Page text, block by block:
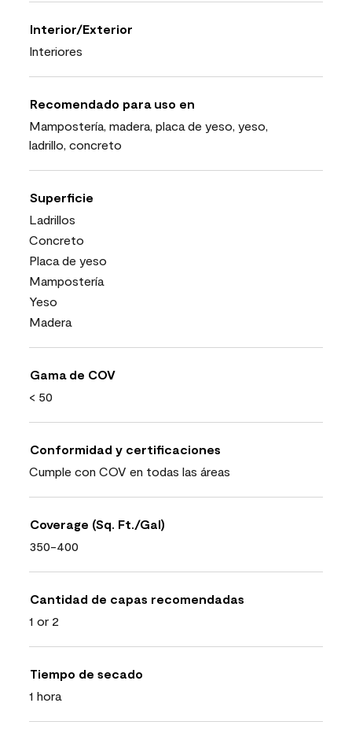
Interior/Exterior
Interiores
Recomendado para uso en
Mampostería, madera, placa de yeso, yeso,
ladrillo, concreto
Superficie
Ladrillos
Concreto
Placa de yeso
Mampostería
Yeso
Madera
Gama de COV
< 50
Conformidad y certificaciones
Cumple con COV en todas las áreas
Coverage (Sq. Ft./Gal)
350-400
Cantidad de capas recomendadas
1 or 2
Tiempo de secado
1 hora